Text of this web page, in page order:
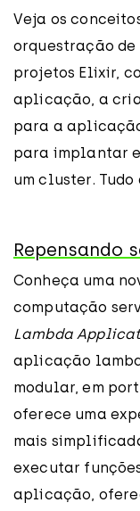
Veja os
orquestração
projetos Elixir,
aplicação, a
para a
para implantar
um cluster.
Repensando
Conheça uma
computação
Lambda
aplicação
modular, em
oferece uma
mais
executar
aplicação,